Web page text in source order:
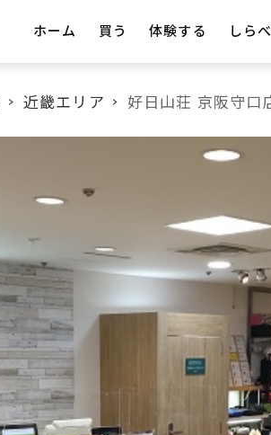
ホーム 買う 体験する しら
近畿エリア 好日山荘 京阪守口